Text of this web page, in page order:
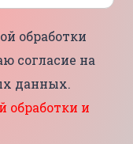
обработки
согласие на
данных.
обработки и